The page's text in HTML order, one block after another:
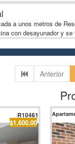
a unos metros de
con desayunador y
Anterior
R10461
$1,600.00